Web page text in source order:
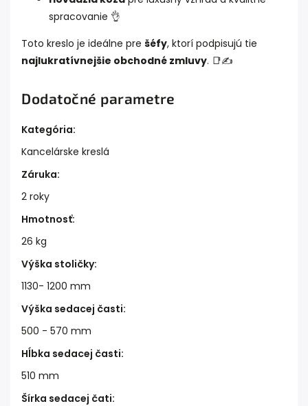
spracovanie 👌
Toto kreslo je ideálne pre šéfy, ktorí podpisujú tie
najlukratívnejšie obchodné zmluvy. 📑✍️
Dodatočné parametre
Kategória:
Kancelárske kreslá
Záruka:
2 roky
Hmotnosť:
26 kg
Výška stoličky:
1130- 1200 mm
Výška sedacej časti:
500 - 570 mm
Hĺbka sedacej časti:
510 mm
Šírka sedacej čati: